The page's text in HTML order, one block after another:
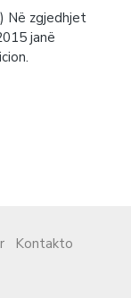
Në zgjedhjet
janë
Kontakto